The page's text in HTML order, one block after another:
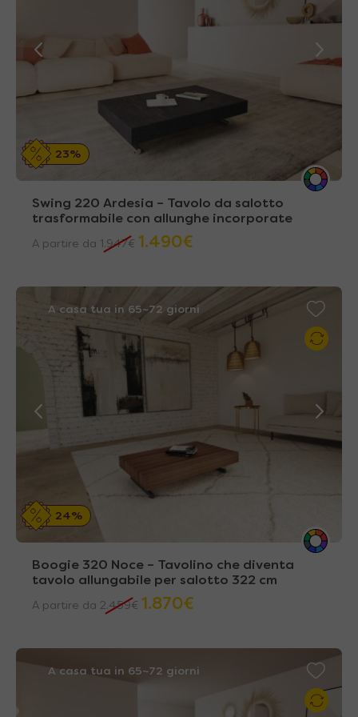
In tutti i modelli dove sono previste delle
allunghe, queste sono già
all’interno del piano
, e vengono esposte
aprendolo. Inoltre la maggior parte dei
modelli hannoallunghe fissate a guide
un’apertura ancora più
veloce e precisa
23%
Swing 220 Ardesia – Tavolo da salotto
trasformabile con allunghe incorporate
A partire da 1.947€ 1.490€
A casa tua in 65~72 giorni
24%
Boogie 320 Noce – Tavolino che diventa
tavolo allungabile per salotto 322 cm
A partire da 2.459€ 1.870€
A casa tua in 65~72 giorni